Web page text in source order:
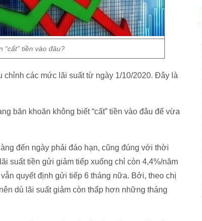
“cất” tiền vào đâu?
các mức lãi suất từ ngày 1/10/2020. Đây là
băn khoăn không biết “cất” tiền vào đâu để vừa
đến ngày phải đáo hạn, cũng đúng với thời
suất tiền gửi giảm tiếp xuống chỉ còn 4,4%/năm
quyết định gửi tiếp 6 tháng nữa. Bởi, theo chị
dù lãi suất giảm còn thấp hơn những tháng